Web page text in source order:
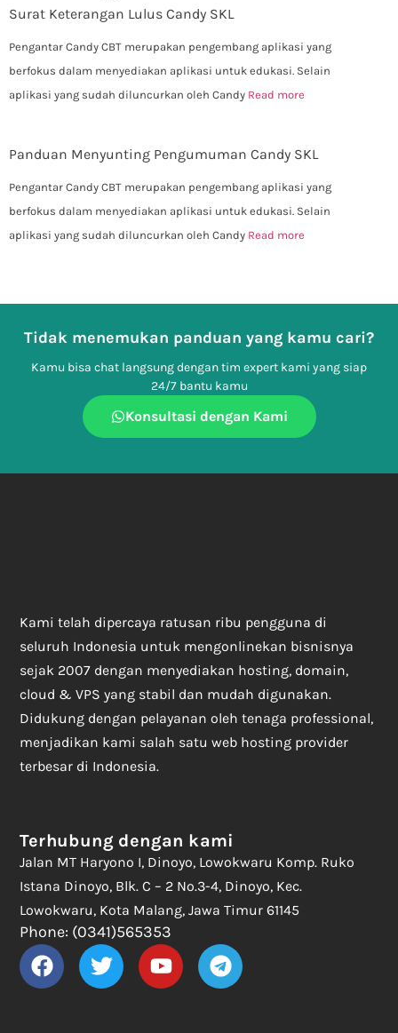
Surat Keterangan Lulus Candy SKL
Pengantar Candy CBT merupakan pengembang aplikasi yang
berfokus dalam menyediakan aplikasi untuk edukasi. Selain
aplikasi yang sudah diluncurkan oleh Candy Read more
Panduan Menyunting Pengumuman Candy SKL
Pengantar Candy CBT merupakan pengembang aplikasi yang
berfokus dalam menyediakan aplikasi untuk edukasi. Selain
aplikasi yang sudah diluncurkan oleh Candy Read more
Tidak menemukan panduan yang kamu cari?
Kamu bisa chat langsung dengan tim expert kami yang siap
24/7 bantu kamu
Konsultasi dengan Kami
Kami telah dipercaya ratusan ribu pengguna di
seluruh Indonesia untuk mengonlinekan bisnisnya
sejak 2007 dengan menyediakan hosting, domain,
cloud & VPS yang stabil dan mudah digunakan.
Didukung dengan pelayanan oleh tenaga professional,
menjadikan kami salah satu web hosting provider
terbesar di Indonesia.
Terhubung dengan kami
Jalan MT Haryono I, Dinoyo, Lowokwaru Komp. Ruko
Istana Dinoyo, Blk. C – 2 No.3-4, Dinoyo, Kec.
Lowokwaru, Kota Malang, Jawa Timur 61145
Phone: (0341)565353